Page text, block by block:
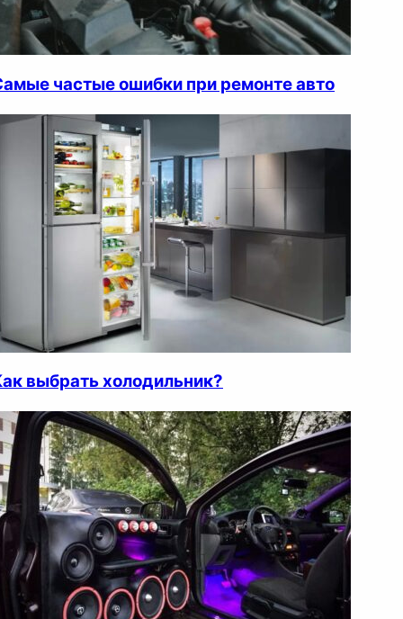
частые ошибки при ремонте авто
выбрать холодильник?